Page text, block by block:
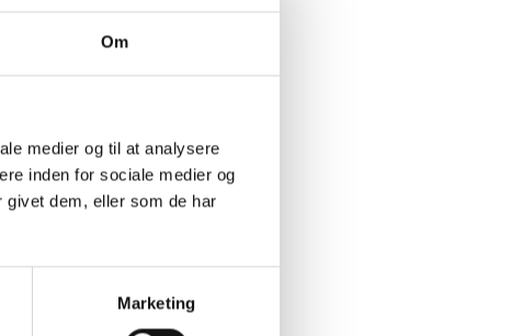
Om
medier og til at analysere
inden for sociale medier og
givet dem, eller som de har
Marketing
"ved ikke /
ift. køn,